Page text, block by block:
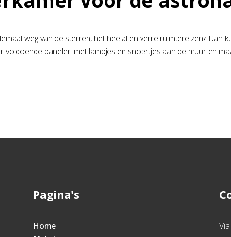
weg van de sterren, het heelal en verre ruimtereizen? Dan
voldoende panelen met lampjes en snoertjes aan de muur en
Pagina's
Home